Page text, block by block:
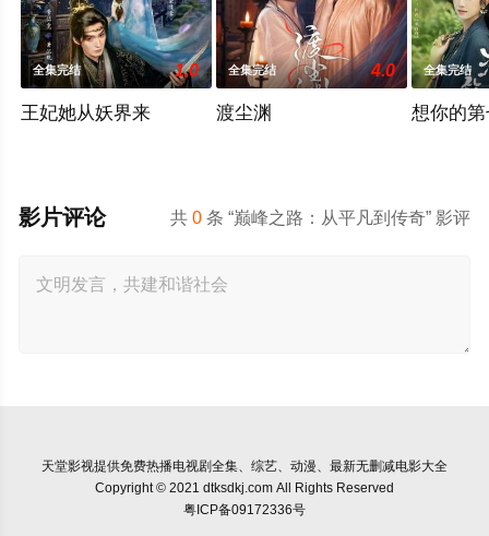
全集完结 1.0
王妃她从妖界来
全集完结 4.0
渡尘渊
全集完结
想你的
共0 条 “巅峰之路：从平凡到传奇” 影评
影片评论
天堂影视提供免费热播电视剧全集、综艺、动漫、最新无删减电影大全
Copyright © 2021 dtksdkj.com All Rights Reserved
粤ICP备09172336号